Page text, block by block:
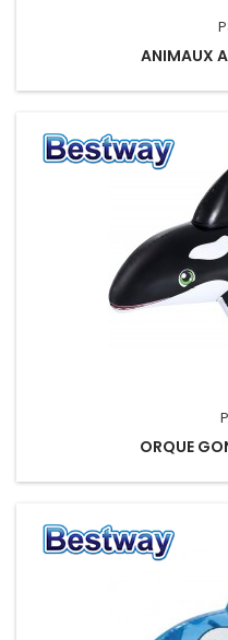
ANIMAUX
ORQUE